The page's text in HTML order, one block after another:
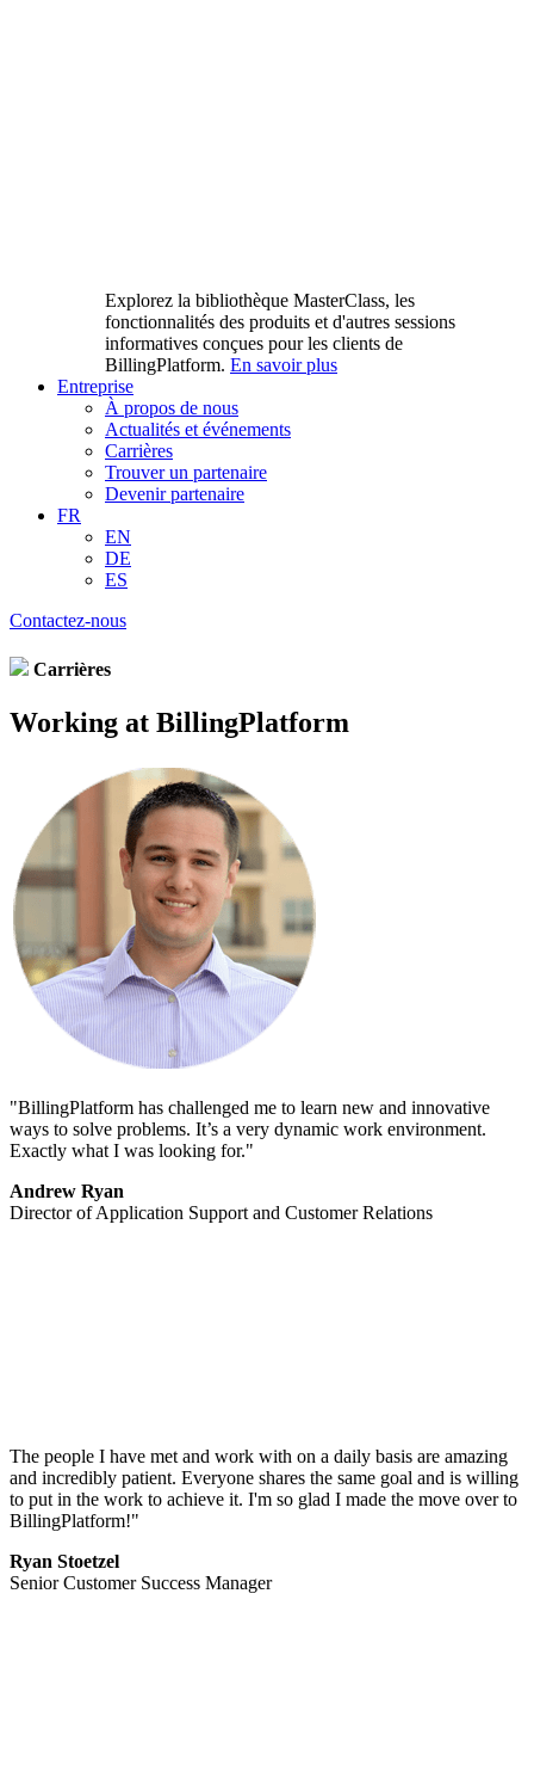
Explorez la bibliothèque MasterClass, les
fonctionnalités des produits et d'autres sessions
informatives conçues pour les clients de
BillingPlatform. En savoir plus
Entreprise
À propos de nous
Actualités et événements
Carrières
Trouver un partenaire
Devenir partenaire
FR
EN
DE
ES
Contactez-nous
Carrières
Working at BillingPlatform
"BillingPlatform has challenged me to learn new and innovative
ways to solve problems. It’s a very dynamic work environment.
Exactly what I was looking for."
Andrew Ryan
Director of Application Support and Customer Relations
The people I have met and work with on a daily basis are amazing
and incredibly patient. Everyone shares the same goal and is willing
to put in the work to achieve it. I'm so glad I made the move over to
BillingPlatform!"
Ryan Stoetzel
Senior Customer Success Manager